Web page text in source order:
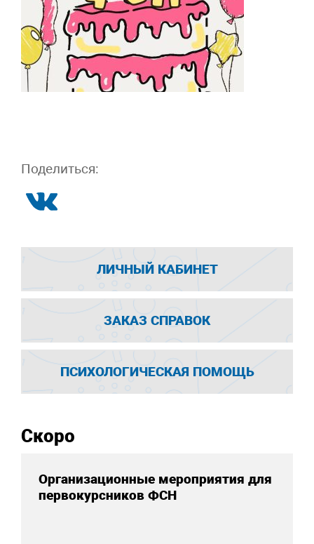
Поделиться:
ЛИЧНЫЙ КАБИНЕТ
ЗАКАЗ СПРАВОК
ПСИХОЛОГИЧЕСКАЯ ПОМОЩЬ
Скоро
Организационные мероприятия для
первокурсников ФСН